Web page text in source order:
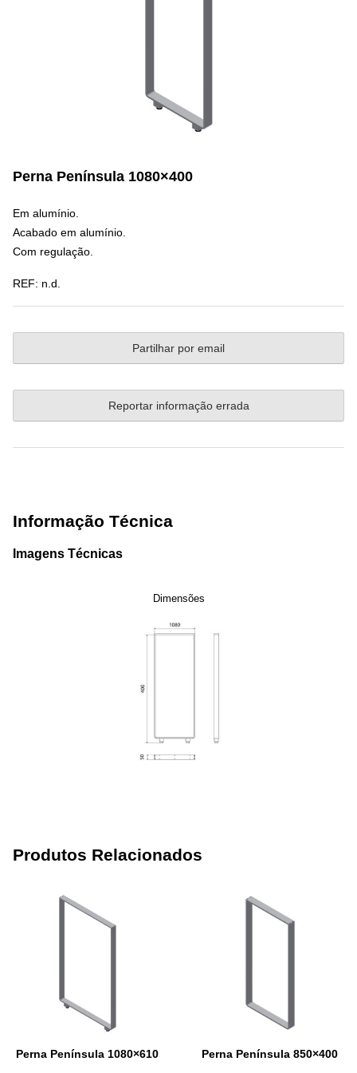
Perna Península 1080×400
Em alumínio.
Acabado em alumínio.
Com regulação.
REF: n.d.
Partilhar por email
Reportar informação errada
Informação Técnica
Imagens Técnicas
Dimensões
Produtos Relacionados
Perna Península 1080×610 Perna Península 850×400